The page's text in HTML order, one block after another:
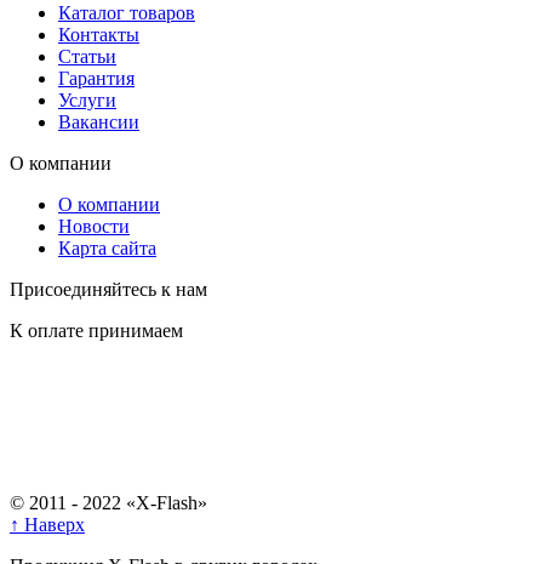
Каталог товаров
Контакты
Статьи
Гарантия
Услуги
Вакансии
О компании
О компании
Новости
Карта сайта
Присоединяйтесь к нам
К оплате принимаем
© 2011 - 2022 «X-Flash»
↑ Наверх